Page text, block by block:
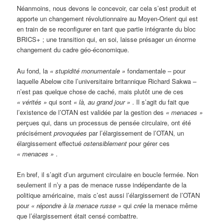
Néanmoins, nous devons le concevoir, car cela s’est produit et
apporte un changement révolutionnaire au Moyen-Orient qui est
en train de se reconfigurer en tant que partie intégrante du bloc
BRICS+ ; une transition qui, en soi, laisse présager un énorme
changement du cadre géo-économique.
Au fond, la « stupidité monumentale » fondamentale – pour
laquelle Abelow cite l’universitaire britannique Richard Sakwa –
n’est pas quelque chose de caché, mais plutôt une de ces
« vérités » qui sont « là, au grand jour » . Il s’agit du fait que
l’existence de l’OTAN est validée par la gestion des « menaces »
perçues qui, dans un processus de pensée circulaire, ont été
précisémentprovoquées par l’élargissement de l’OTAN, un
élargissement effectuéostensiblement pour gérer ces
« menaces » .
En bref, il s’agit d’un argument circulaire en boucle fermée. Non
seulement il n’y a pas de menace russe indépendante de la
politique américaine, mais c’est aussi l’élargissement de l’OTAN
pour « répondre à la menace russe » quicrée la menace même
que l’élargissement était censé combattre.